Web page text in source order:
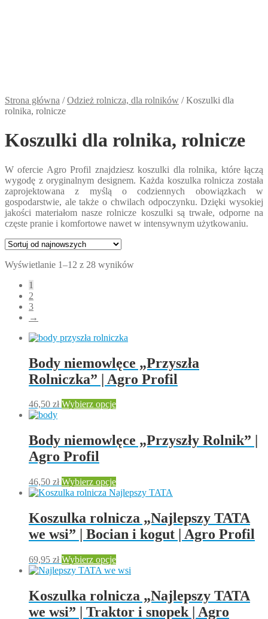
Strona główna /Odzież rolnicza, dla rolników /Koszulki dla
rolnika, rolnicze
Koszulki dla rolnika, rolnicze
W ofercie Agro Profil znajdziesz koszulki dla rolnika, które łączą
wygodę z oryginalnym designem. Każda koszulka rolnicza została
zaprojektowana z myślą o codziennych obowiązkach w
gospodarstwie, ale także o chwilach odpoczynku. Dzięki wysokiej
jakości materiałom nasze rolnicze koszulki są trwałe, odporne na
częste pranie i komfortowe nawet w intensywnym użytkowaniu.
Wyświetlanie 1–12 z 28 wynikówPosortowane
1
2
3
→
Body niemowlęce „Przyszła
Rolniczka” | Agro Profil
46,50 zł Wybierz opcjeTen
wiele
wariantów.
wybrać
na
stronie
produktu
Body niemowlęce „Przyszły Rolnik” |
Agro Profil
46,50 zł Wybierz opcjeTen
produkt
wiele
wariantów.
Opcje
wybrać
na
stronie
produktu
Koszulka rolnicza „Najlepszy TATA
we wsi” | Bocian i kogut | Agro Profil
69,95 zł Wybierz opcjeTen
produkt
wiele
wariantów.
Opcje
Koszulka rolnicza „Najlepszy TATA
we wsi” | Traktor i snopek | Agro